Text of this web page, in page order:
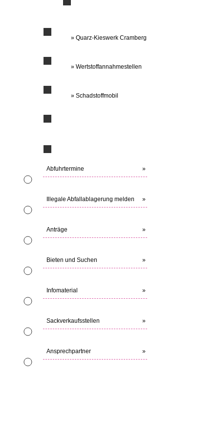
» Quarz-Kieswerk Cramberg
» Wertstoffannahmestellen
» Schadstoffmobil
Abfuhrtermine »
Illegale Abfallablagerung melden »
Anträge »
Bieten und Suchen »
Infomaterial »
Sackverkaufsstellen »
Ansprechpartner »